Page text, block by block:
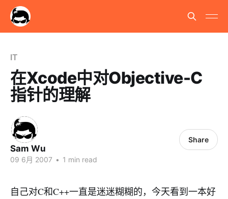
IT
在Xcode中对Objective-C
指针的理解
Sam Wu
09 6月 2007 • 1 min read
Share
自己对C和C++一直是迷迷糊糊的，今天看到一本好